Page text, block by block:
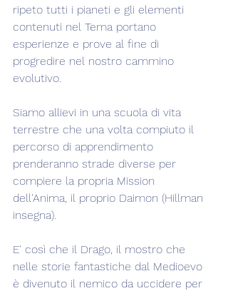
ripeto tutti i pianeti e gli elementi
contenuti nel Tema portano
esperienze e prove al fine di
progredire nel nostro cammino
evolutivo.
Siamo allievi in una scuola di vita
terrestre che una volta compiuto il
percorso di apprendimento
prenderanno strade diverse per
compiere la propria Mission
dell'Anima, il proprio Daimon (Hillman
insegna).
E' così che il Drago, il mostro che
nelle storie fantastiche dal Medioevo
è divenuto il nemico da uccidere per